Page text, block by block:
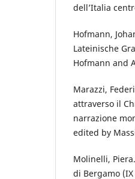
dell’Italia
Hofmann,
Lateinische
Hofmann and
Marazzi,
attraverso il
narrazione
edited by
Molinelli,
di Bergamo